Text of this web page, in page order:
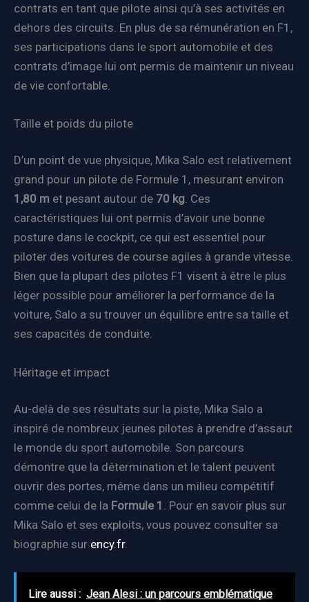
contrats en tant que pilote ainsi qu’à ses activités en
dehors des circuits. En plus de sa rémunération en F1,
ses participations dans le sport automobile et des
contrats d’image lui ont permis de maintenir un niveau
de vie confortable.
Taille et poids du pilote
D’un point de vue physique, Mika Salo est relativement
grand pour un pilote de Formule 1, mesurant environ
1,80 m et pesant autour de 70 kg. Ces
caractéristiques lui ont permis d’avoir une bonne
posture dans le cockpit, ce qui est essentiel pour
piloter des voitures de course agiles à grande vitesse.
Bien que la plupart des pilotes F1 visent à être le plus
léger possible pour améliorer la performance de la
voiture, Salo a su trouver un équilibre entre sa taille et
ses capacités de conduite.
Héritage et impact
Au-delà de ses résultats sur la piste, Mika Salo a
inspiré de nombreux jeunes pilotes à prendre d’assaut
le monde du sport automobile. Son parcours
démontre que la détermination et le talent peuvent
ouvrir des portes, même dans un milieu compétitif
comme celui de la Formule 1 . Pour en savoir plus sur
Mika Salo et ses exploits, vous pouvez consulter sa
biographie sur ency.fr.
Lire aussi : Jean Alesi : un parcours emblématique